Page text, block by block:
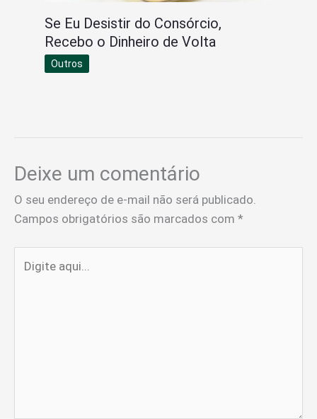
Se Eu Desistir do Consórcio,
Recebo o Dinheiro de Volta
Outros
Deixe um comentário
O seu endereço de e-mail não será publicado.
Campos obrigatórios são marcados com *
aqui...